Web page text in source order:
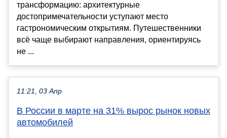
трансформацию: архитектурные
достопримечательности уступают место
гастрономическим открытиям. Путешественники
всё чаще выбирают направления, ориентируясь
не ...
11:21, 03 Апр
В России в марте на 31% вырос рынок новых
автомобилей